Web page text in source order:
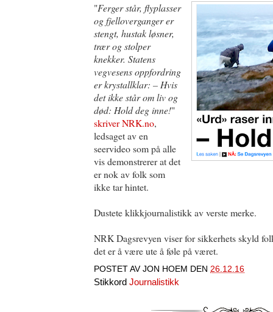
"Ferger står, flyplasser
og fjelloverganger er
stengt, hustak løsner,
trær og stolper
knekker. Statens
vegvesens oppfordring
er krystallklar: – Hvis
det ikke står om liv og
død: Hold deg inne!"
skriver NRK.no,
ledsaget av en
seervideo som på alle
vis demonstrerer at det
er nok av folk som
ikke tar hintet.
Dustete klikkjournalistikk av verste merke.
NRK Dagsrevyen viser for sikkerhets skyld
det er å være ute å føle på været.
POSTET AV JON HOEM DEN 26.12.16
Stikkord Journalistikk